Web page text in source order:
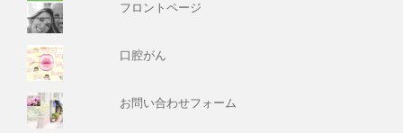
フロントページ
口腔がん
お問い合わせフォーム